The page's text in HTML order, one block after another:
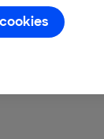
koelkasten